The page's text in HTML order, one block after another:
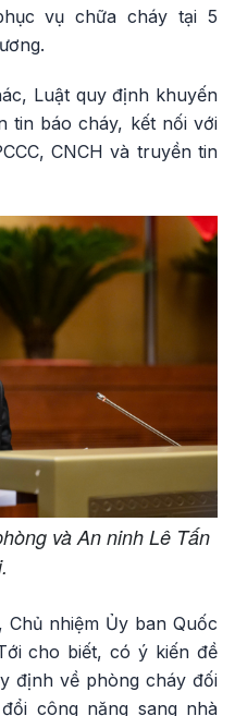
vụ chữa cháy tại 5
Luật quy định khuyến
tin báo cháy, kết nối với
CNCH và truyền tin
và An ninh Lê Tấn
nhiệm Ủy ban Quốc
cho biết, có ý kiến đề
định về phòng cháy đối
công năng sang nhà